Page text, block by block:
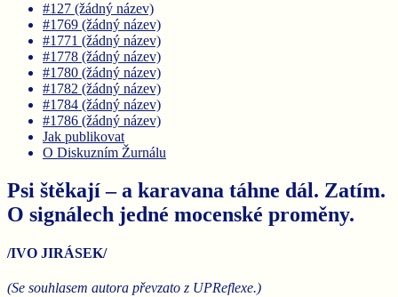
#127 (žádný název)
#1769 (žádný název)
#1771 (žádný název)
#1778 (žádný název)
#1780 (žádný název)
#1782 (žádný název)
#1784 (žádný název)
#1786 (žádný název)
Jak publikovat
O Diskuzním Žurnálu
Psi štěkají – a karavana táhne dál. Zatím.
O signálech jedné mocenské proměny.
/IVO JIRÁSEK/
(Se souhlasem autora převzato z UPReflexe.)